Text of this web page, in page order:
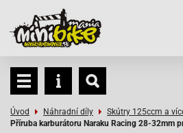
Úvod Náhradní díly Skútry 125ccm a
Příruba karburátoru Naraku Racing 28-32mm